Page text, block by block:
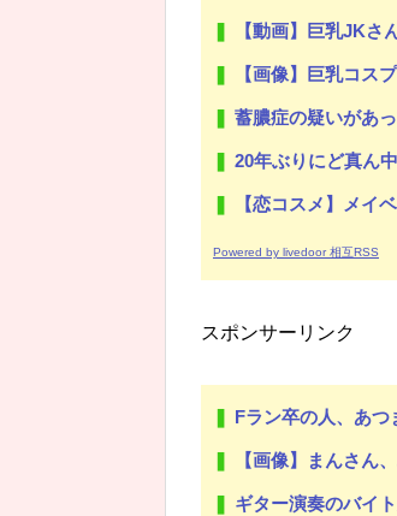
【動画】巨乳JK
【画像】巨乳コス
蓄膿症の疑いがあって鼻のレン
20年ぶりにど真ん中に再会し
【恋コスメ】メイ
Powered by livedoor 相互RSS
スポンサーリンク
Fラン卒の人、あつ
【画像】まんさん
ギター演奏のバイト先だったフラメン